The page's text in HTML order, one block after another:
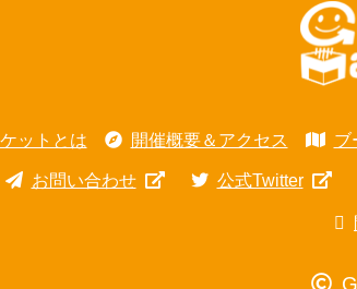
ットとは 開催概要＆アクセス ブ
お問い合わせ 公式Twitter